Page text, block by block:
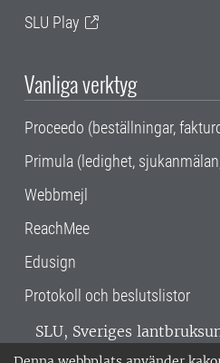
SLU Play
Vanliga verktyg
Proceedo (beställningar,
Primula (ledighet,
Webbmejl
ReachMee
Edusign
Protokoll och beslutslistor
SLU, Sveriges
verksamhet över hela